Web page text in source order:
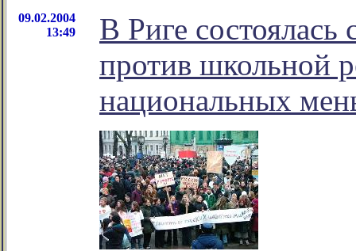
09.02.2004
13:49
В Риге состоялась
против школьной
национальных